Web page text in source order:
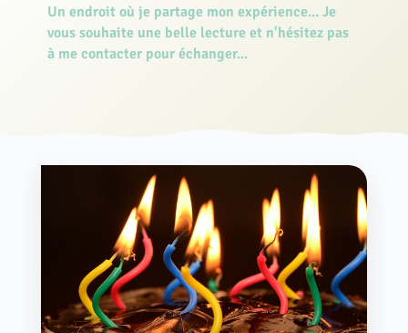
Un endroit où je partage mon expérience... Je
vous souhaite une belle lecture et n'hésitez pas
à me contacter pour échanger...